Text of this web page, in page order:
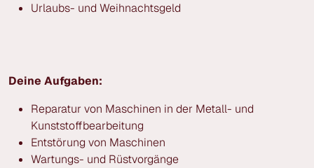
Urlaubs- und Weihnachtsgeld
Deine Aufgaben:
Reparatur von Maschinen in der Metall- und
Kunststoffbearbeitung
Entstörung von Maschinen
Wartungs- und Rüstvorgänge